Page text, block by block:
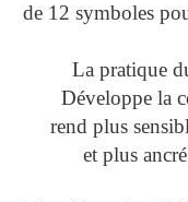
de 12 symboles
La pratique
Développe la
rend plus
et plus